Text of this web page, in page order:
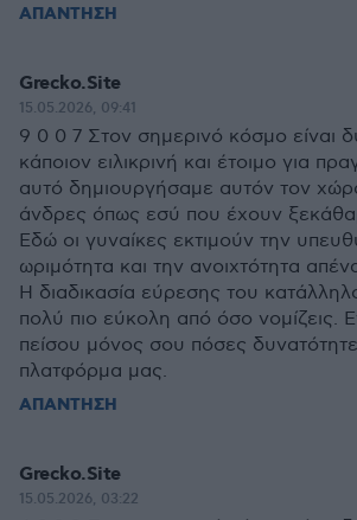
ΑΠΑΝΤΗΣΗ
Grecko.Site
15.05.2026, 09:41
9 0 0 7 Στον σημερινό κόσμο είναι
κάποιον ειλικρινή και έτοιμο για
αυτό δημιουργήσαμε αυτόν τον
άνδρες όπως εσύ που έχουν
Εδώ οι γυναίκες εκτιμούν την
ωριμότητα και την ανοιχτότητα
Η διαδικασία εύρεσης του
πολύ πιο εύκολη από όσο νομίζεις.
πείσου μόνος σου πόσες
πλατφόρμα μας.
ΑΠΑΝΤΗΣΗ
Grecko.Site
15.05.2026, 03:22